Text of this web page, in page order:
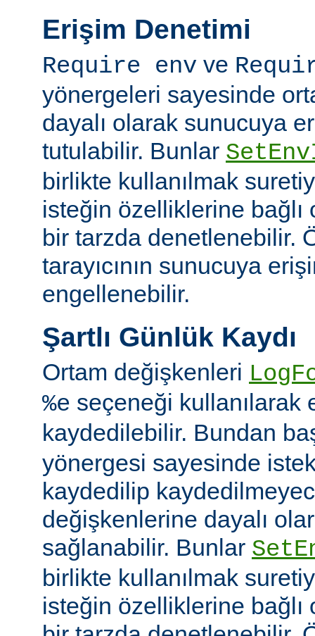
Erişim Denetimi
Require env ve
yönergeleri sayesinde
dayalı olarak sunucuya
tutulabilir. Bunlar
birlikte kullanılmak
isteğin özelliklerine
bir tarzda denetlenebilir.
tarayıcının sunucuya
engellenebilir.
Şartlı Günlük Kaydı
Ortam değişkenleri
%e seçeneği kullanılarak
kaydedilebilir. Bundan
yönergesi sayesinde
kaydedilip
değişkenlerine dayalı
sağlanabilir. Bunlar
birlikte kullanılmak
isteğin özelliklerine